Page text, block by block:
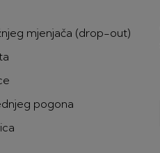
mjenjača (drop-out)
pogona